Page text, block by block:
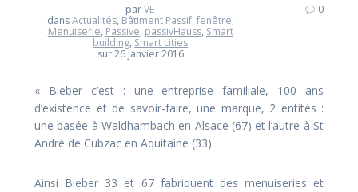
parVE
dansActualités, Bâtiment Passif, fenêtre,
Menuiserie, Passive, passivHauss, Smart
building, Smart cities
sur 26 janvier 2016
0
« Bieber c’est : une entreprise familiale, 100 ans
d’existence et de savoir-faire, une marque, 2 entités :
une basée à Waldhambach en Alsace (67) et l’autre à St
André de Cubzac en Aquitaine (33).
Ainsi Bieber 33 et 67 fabriquent des menuiseries et